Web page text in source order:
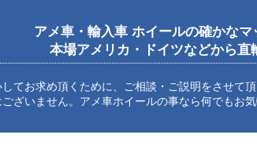
アメ車・輸入車 ホイールの確かな
本場アメリカ・ドイツなどから
てお求め頂くために、ご相談・ご説明をさせて
ざいません。アメ車ホイールの事なら何でもお気